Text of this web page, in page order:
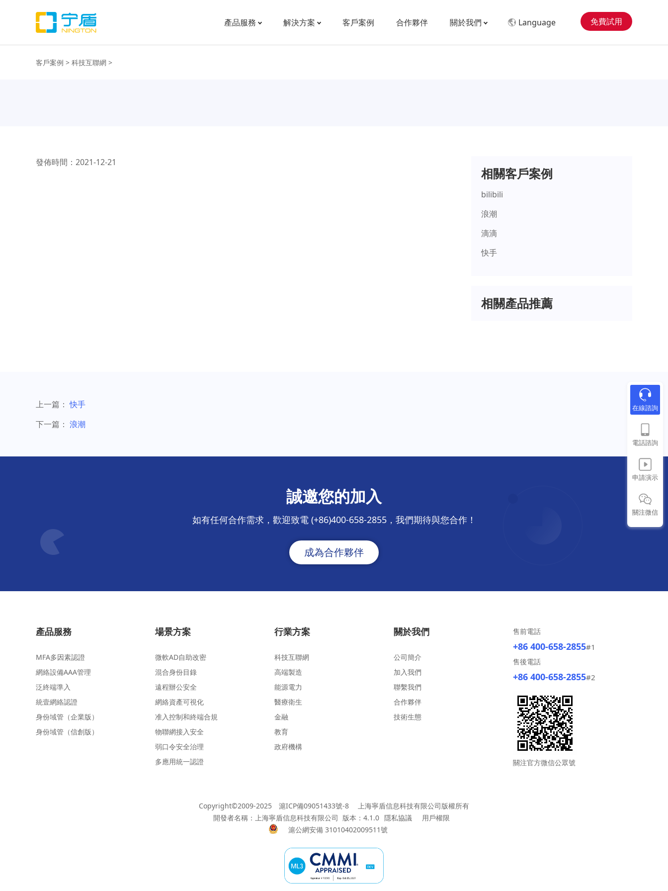
免費試用
Language
產品服務 解決方案 客戶案例 合作夥伴 關於我們
客戶案例 > 科技互聯網 >
發佈時間：2021-12-21
相關客戶案例
bilibili
浪潮
滴滴
快手
相關產品推薦
上一篇：快手
下一篇： 浪潮
誠邀您的加入
如有任何合作需求，歡迎致電 (+86)400-658-2855，我們期待與您合作！
成為合作夥伴
產品服務
MFA多因素認證
網絡設備AAA管理
泛終端準入
統壹網絡認證
身份域管（企業版）
身份域管（信創版）
場景方案
微軟AD自助改密
混合身份目錄
遠程辦公安全
網絡資產可視化
准入控制和終端合規
物聯網接入安全
弱口令安全治理
多應用統一認證
行業方案
科技互聯網
高端製造
能源電力
醫療衛生
金融
教育
政府機構
關於我們
公司簡介
加入我們
聯繫我們
合作夥伴
技術生態
售前電話
+86 400-658-2855#1
售後電話
+86 400-658-2855#2
關注官方微信公眾號
Copyright©2009-2025 滬ICP備09051433號-8
上海寧盾信息科技有限公司版權所有
開發者名稱：上海寧盾信息科技有限公司 版本：4.1.0 隱私協議
用戶權限
滬公網安備 31010402009511號
在線諮詢
電話諮詢
申請演示
關注微信